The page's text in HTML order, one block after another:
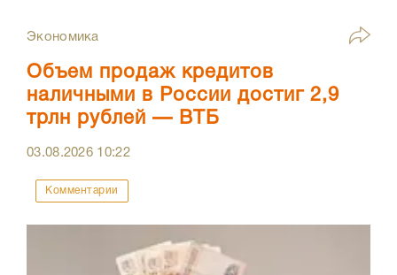
Экономика
Объем продаж кредитов
наличными в России достиг 2,9
трлн рублей — ВТБ
03.08.2026 10:22
Комментарии